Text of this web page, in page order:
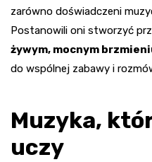
zarówno doświadczeni
Postanowili oni stworzyć
żywym, mocnym
do wspólnej zabawy i
Muzyka,
uczy